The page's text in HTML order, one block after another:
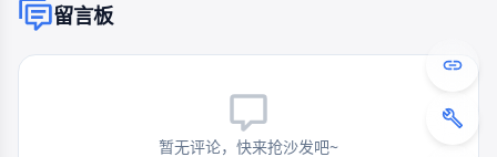
留言板
暂无评论，快来抢沙发吧~